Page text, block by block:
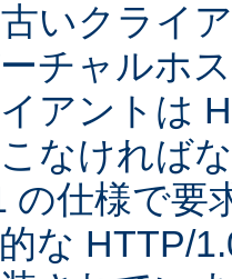
いクライ
チャルホ
アントは
なければ
の仕様で要
な HTTP/